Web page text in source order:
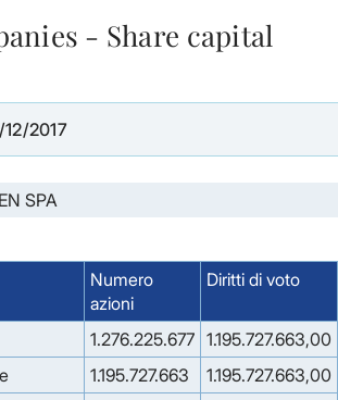
- Share capital
2017
SPA
Numero
azioni
Diritti di voto
1.276.225.677 1.195.727.663,00
1.195.727.663
1.195.727.663,00